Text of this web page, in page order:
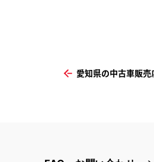
愛知県の中古車販